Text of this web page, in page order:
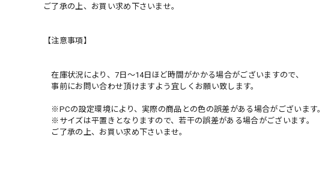
ご了承の上、お買い求め下さいませ。
【注意事項】
在庫状況により、7日〜14日ほど時間がかかる場合がございますので、
事前にお問い合わせ頂けますよう宜しくお願い致します。
※PCの設定環境により、実際の商品との色の誤差がある場合がございます。
※サイズは平置きとなりますので、若干の誤差がある場合がございます。
ご了承の上、お買い求め下さいませ。